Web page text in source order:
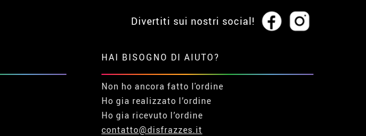
Divertiti sui nostri social!
HAI BISOGNO DI AIUTO?
Non ho ancora fatto l'ordine
Ho gia realizzato l’ordine
Ho gia ricevuto l’ordine
contatto@disfrazzes.it